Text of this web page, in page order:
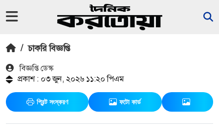
/ চাকরি বিজ্ঞপ্তি
বিজ্ঞপ্তি ডেস্ক
প্রকাশ : ০৩ জুন, ২০২৬ ১১:২০ পিএম
প্রিন্ট সংস্করণ ফটো কার্ড